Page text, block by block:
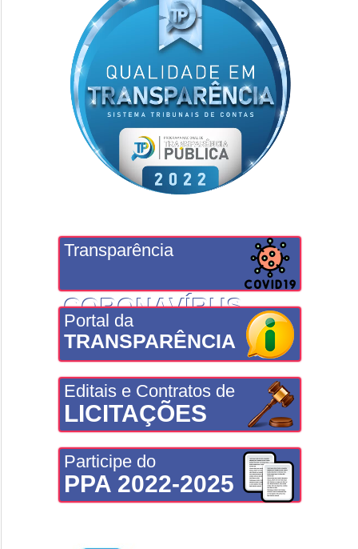
Transparência
CORONAVÍRUS
Portal da
TRANSPARÊNCIA
Editais e Contratos de
LICITAÇÕES
Participe do
PPA 2022-2025